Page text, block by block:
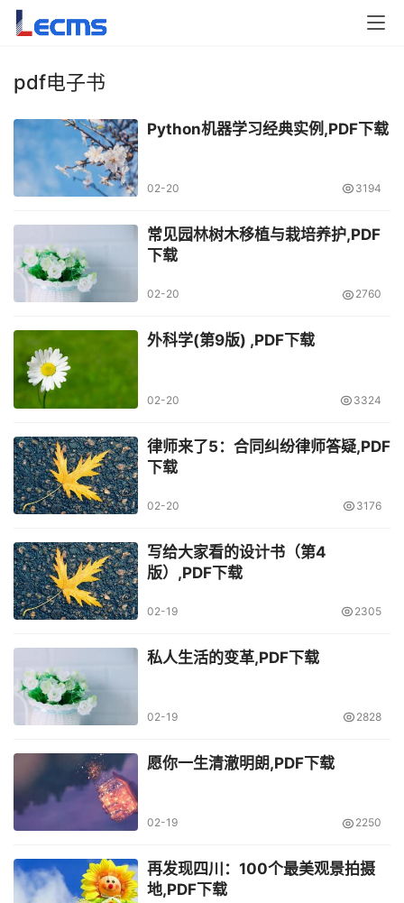
pdf电子书
Python机器学习经典实例,PDF下载
02-20 3194
常见园林树木移植与栽培养护,PDF
下载
02-20 2760
外科学(第9版) ,PDF下载
02-20 3324
律师来了5：合同纠纷律师答疑,PDF
下载
02-20 3176
写给大家看的设计书（第4
版）,PDF下载
02-19 2305
私人生活的变革,PDF下载
02-19 2828
愿你一生清澈明朗,PDF下载
02-19 2250
再发现四川：100个最美观景拍摄
地,PDF下载